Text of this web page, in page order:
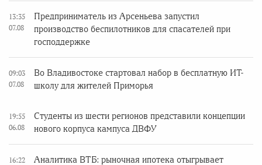
13:35
07.08
Предприниматель из Арсеньева запустил
производство беспилотников для спасателей при
господдержке
09:03
07.08
Во Владивостоке стартовал набор в бесплатную ИТ-
школу для жителей Приморья
19:55
06.08
Студенты из шести регионов представили концепции
нового корпуса кампуса ДВФУ
16:22
Аналитика ВТБ: рыночная ипотека отыгрывает